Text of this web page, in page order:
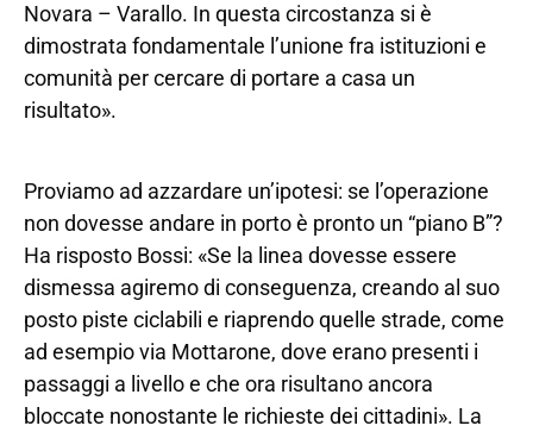
Novara – Varallo. In questa circostanza si è
dimostrata fondamentale l’unione fra istituzioni e
comunità per cercare di portare a casa un
risultato».
Proviamo ad azzardare un’ipotesi: se l’operazione
non dovesse andare in porto è pronto un “piano B”?
Ha risposto Bossi: «Se la linea dovesse essere
dismessa agiremo di conseguenza, creando al suo
posto piste ciclabili e riaprendo quelle strade, come
ad esempio via Mottarone, dove erano presenti i
passaggi a livello e che ora risultano ancora
bloccate nonostante le richieste dei cittadini». La